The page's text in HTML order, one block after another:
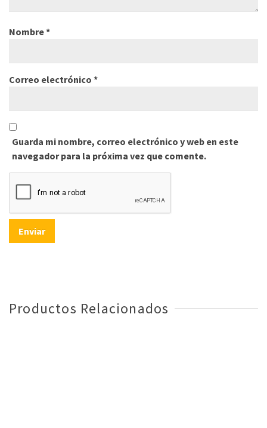
Nombre*
Correo electrónico *
Guarda mi nombre, correo electrónico y web en este
navegador para la próxima vez que comente.
Productos Relacionados